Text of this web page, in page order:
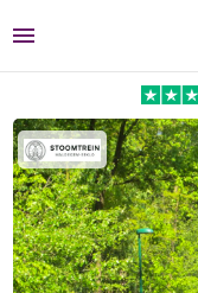
Menu